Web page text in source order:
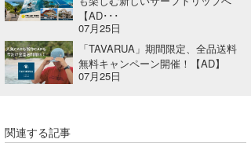
【AD･･･
07月25日
「TAVARUA」期間限定、全品送料
無料キャンペーン開催！【AD】
07月25日
関連する記事